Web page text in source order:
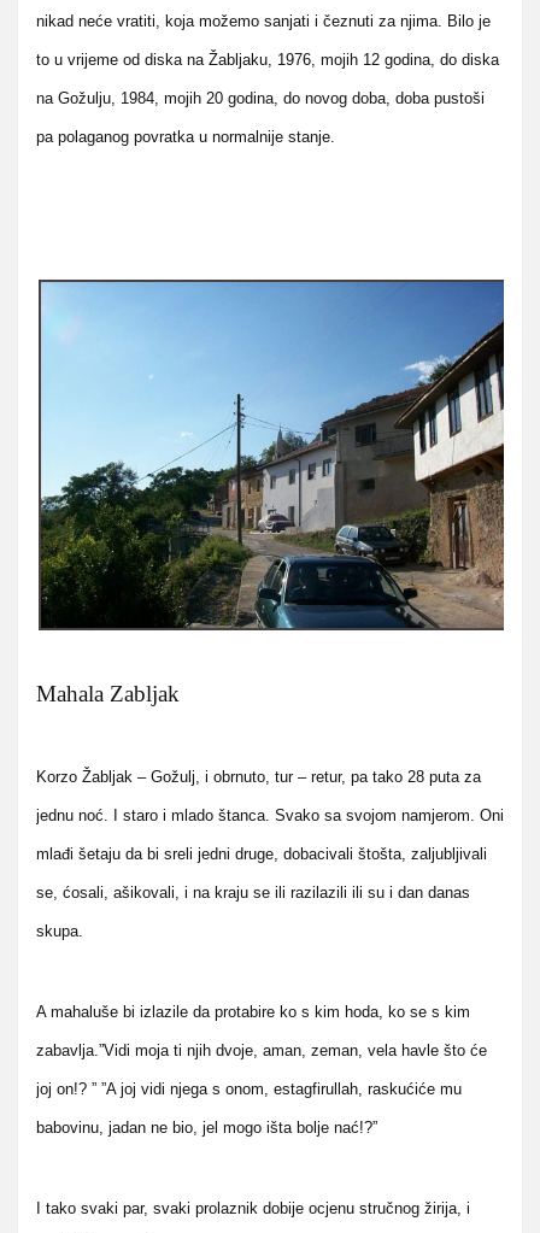
nikad neće vratiti, koja možemo sanjati i čeznuti za njima. Bilo je
to u vrijeme od diska na Žabljaku, 1976, mojih 12 godina, do diska
na Gožulju, 1984, mojih 20 godina, do novog doba, doba pustoši
pa polaganog povratka u normalnije stanje.
Mahala Zabljak
Korzo Žabljak – Gožulj, i obrnuto, tur – retur, pa tako 28 puta za
jednu noć. I staro i mlado štanca. Svako sa svojom namjerom. Oni
mlađi šetaju da bi sreli jedni druge, dobacivali štošta, zaljubljivali
se, ćosali, ašikovali, i na kraju se ili razilazili ili su i dan danas
skupa.
A mahaluše bi izlazile da protabire ko s kim hoda, ko se s kim
zabavlja.”Vidi moja ti njih dvoje, aman, zeman, vela havle što će
joj on!? ” ”A joj vidi njega s onom, estagfirullah, raskućiće mu
babovinu, jadan ne bio, jel mogo išta bolje nać!?”
I tako svaki par, svaki prolaznik dobije ocjenu stručnog žirija, i